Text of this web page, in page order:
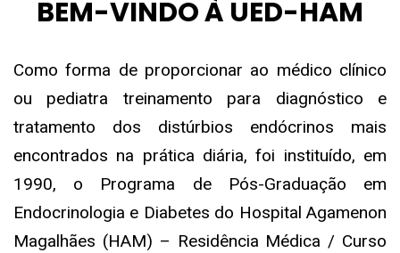
BEM-VINDO À UED-HAM
Como forma de proporcionar ao médico clínico
ou pediatra treinamento para diagnóstico e
tratamento dos distúrbios endócrinos mais
encontrados na prática diária, foi instituído, em
1990, o Programa de Pós-Graduação em
Endocrinologia e Diabetes do Hospital Agamenon
Magalhães (HAM) – Residência Médica / Curso